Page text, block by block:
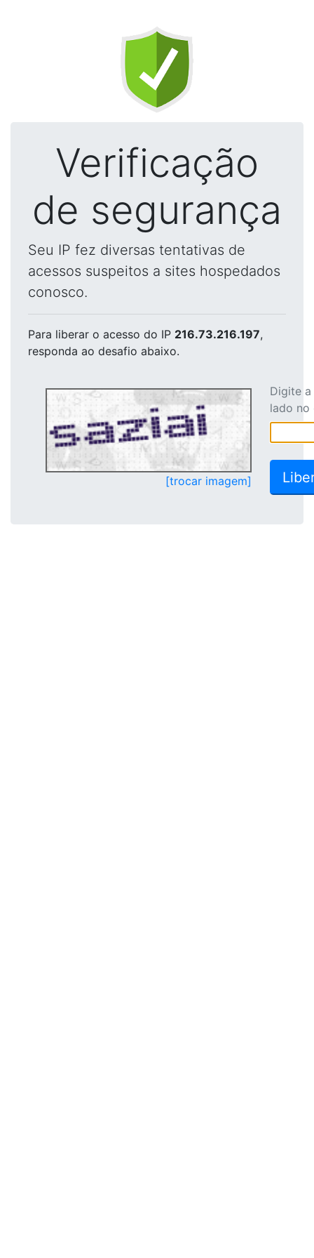
Verificação
de segurança
Seu IP fez diversas tentativas de
acessos suspeitos a sites hospedados
conosco.
Para liberar o acesso do IP 216.73.216.197,
responda ao desafio abaixo.
[trocar imagem]
Digite
lado no